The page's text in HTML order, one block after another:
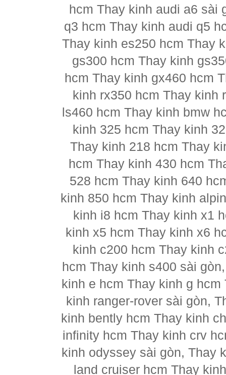
hcm Thay kinh audi a6 sài
q3 hcm Thay kinh audi q5
Thay kinh es250 hcm Thay
gs300 hcm Thay kinh
hcm Thay kinh gx460 hcm
kinh rx350 hcm Thay kinh
ls460 hcm Thay kinh bmw
kinh 325 hcm Thay kinh
Thay kinh 218 hcm Thay
hcm Thay kinh 430 hcm
528 hcm Thay kinh 640
kinh 850 hcm Thay kinh
kinh i8 hcm Thay kinh x1
kinh x5 hcm Thay kinh x6
kinh c200 hcm Thay kinh
hcm Thay kinh s400 sài
kinh e hcm Thay kinh g
kinh ranger-rover sài gòn,
kinh bently hcm Thay kinh
infinity hcm Thay kinh crv
kinh odyssey sài gòn, Thay
land cruiser hcm Thay